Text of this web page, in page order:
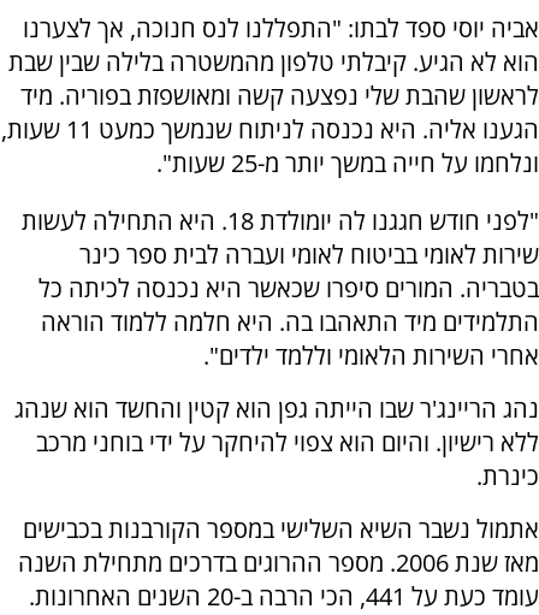
אביה יוסי ספד לבתו: "התפללנו לנס חנוכה, אך לצערנו
הוא לא הגיע. קיבלתי טלפון מהמשטרה בלילה שבין שבת
לראשון שהבת שלי נפצעה קשה ומאושפזת בפוריה. מיד
הגענו אליה. היא נכנסה לניתוח שנמשך כמעט 11 שעות,
ונלחמו על חייה במשך יותר מ-25 שעות".
"לפני חודש חגגנו לה יומולדת 18. היא התחילה לעשות
שירות לאומי בביטוח לאומי ועברה לבית ספר כינר
בטבריה. המורים סיפרו שכאשר היא נכנסה לכיתה כל
התלמידים מיד התאהבו בה. היא חלמה ללמוד הוראה
אחרי השירות הלאומי וללמד ילדים".
נהג הריינג'ר שבו הייתה גפן הוא קטין והחשד הוא שנהג
ללא רישיון. והיום הוא צפוי להיחקר על ידי בוחני מרכב
כינרת.
אתמול נשבר השיא השלישי במספר הקורבנות בכבישים
מאז שנת 2006. מספר ההרוגים בדרכים מתחילת השנה
עומד כעת על 441, הכי הרבה ב-20 השנים האחרונות.